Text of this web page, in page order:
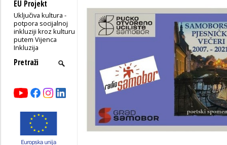
EU Projekt
Uključiva kultura -
potpora socijalnoj
inkluziji kroz kulturu
putem Vijenca
Inkluzija